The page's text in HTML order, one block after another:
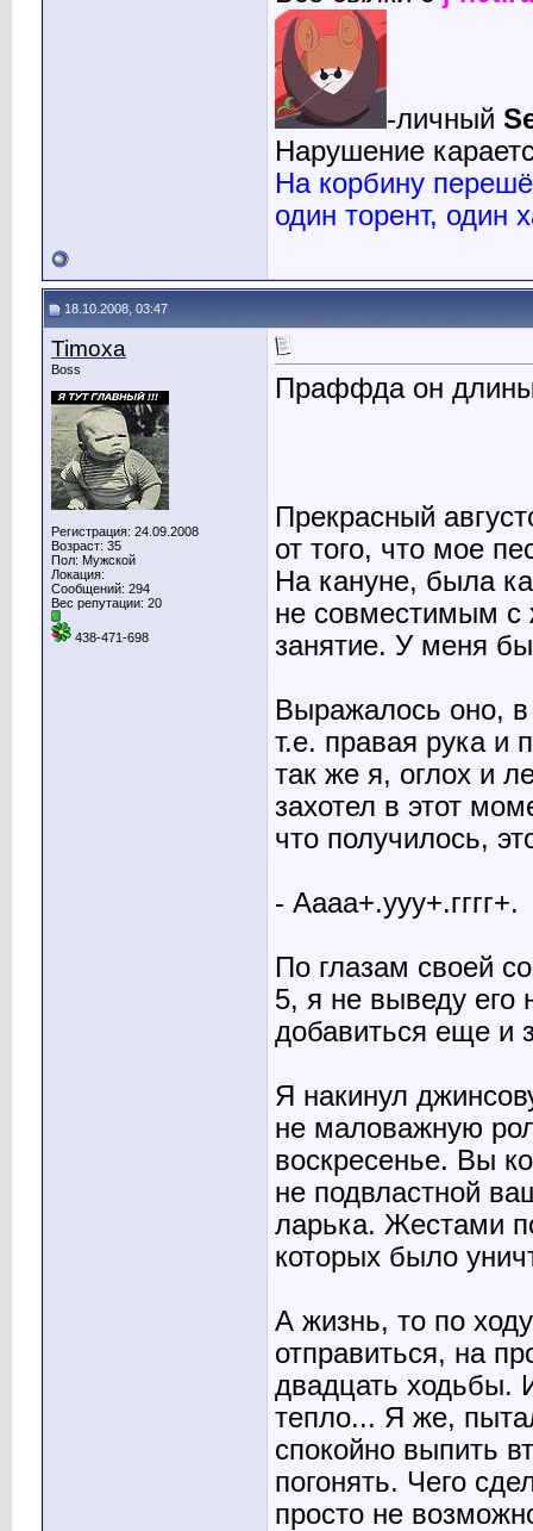
-личный
Нарушение
На корбину
один торент, один
18.10.2008, 03:47
Timoxa
Boss
Регистрация: 24.09.2008
Возраст: 35
Пол: Мужской
Локация:
Сообщений: 294
Вес репутации: 20
438-471-698
Праффда он
Прекрасный
от того, что мое
На кануне, была
не совместимым с
занятие. У меня
Выражалось оно,
т.е. правая рука и
так же я, оглох и
захотел в этот
что получилось,
- Аааа+.ууу+.гггг+.
По глазам своей
5, я не выведу его
добавиться еще и
Я накинул
не маловажную
воскресенье. Вы
не подвластной
ларька. Жестами
которых было
А жизнь, то по
отправиться, на
двадцать ходьбы.
тепло... Я же,
спокойно выпить
погонять. Чего
просто не